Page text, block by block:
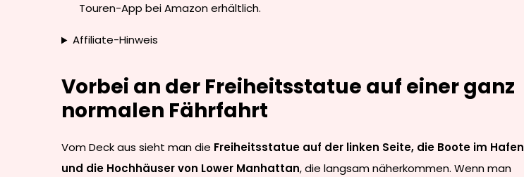
Touren-App bei Amazon erhältlich.
Affiliate-Hinweis
Vorbei an der Freiheitsstatue auf einer ganz
normalen Fährfahrt
Vom Deck aus sieht man die Freiheitsstatue auf der linken Seite, die Boote im Hafen
und die Hochhäuser von Lower Manhattan, die langsam näherkommen. Wenn man